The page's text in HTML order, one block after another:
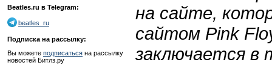
Beatles.ru в Telegram:
beatles_ru
Подписка на рассылку:
Вы можете подписаться на рассылку
новостей Битлз.ру
на сайте,
сайтом Pink
заключается в